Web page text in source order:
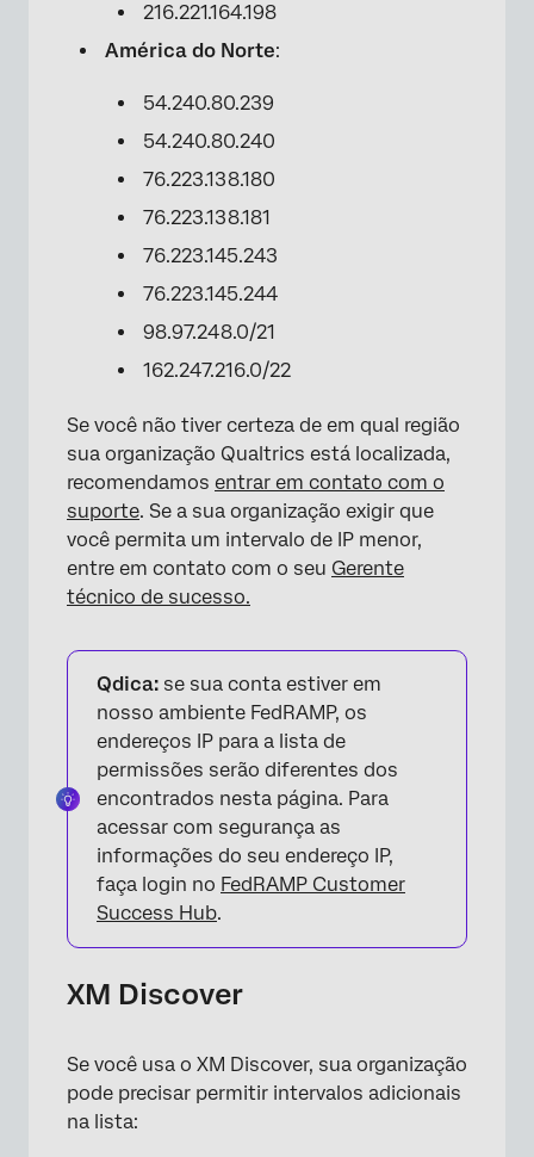
216.221.164.198
América do Norte:
54.240.80.239
54.240.80.240
76.223.138.180
76.223.138.181
76.223.145.243
76.223.145.244
98.97.248.0/21
162.247.216.0/22
Se você não tiver certeza de em qual região
sua organização Qualtrics está localizada,
recomendamos entrar em contato com o
suporte. Se a sua organização exigir que
você permita um intervalo de IP menor,
entre em contato com o seu Gerente
técnico de sucesso.
Qdica: se sua conta estiver em
nosso ambiente FedRAMP, os
endereços IP para a lista de
permissões serão diferentes dos
encontrados nesta página. Para
acessar com segurança as
informações do seu endereço IP,
faça login no FedRAMP Customer
Success Hub.
XM Discover
Se você usa o XM Discover, sua organização
pode precisar permitir intervalos adicionais
na lista: